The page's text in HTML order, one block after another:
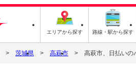
エリアから探す 路線・駅から探す
茨城県 高萩市 高萩市、日払いの